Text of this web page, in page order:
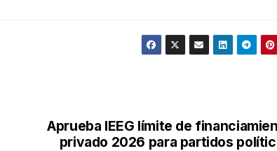
Aprueba IEEG límite de
privado 2026 para partidos